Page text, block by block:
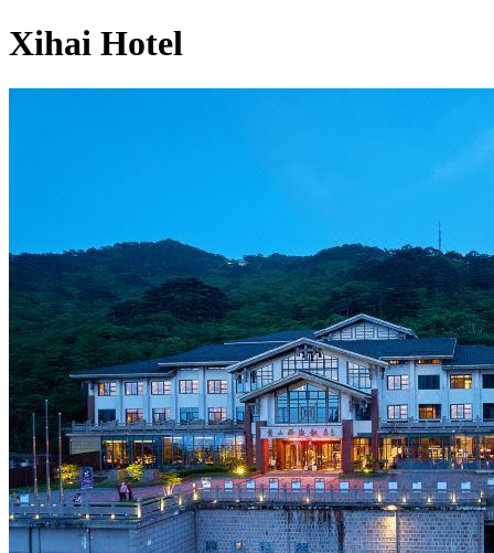
Xihai Hotel